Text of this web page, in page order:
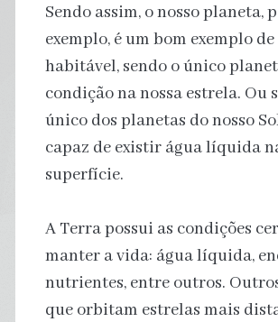
Sendo assim, o nosso planeta,
exemplo, é um bom exemplo
habitável, sendo o único
condição na nossa estrela. Ou
único dos planetas do nosso
capaz de existir água líquida
superfície.
A Terra possui as condições
manter a vida: água líquida,
nutrientes, entre outros.
que orbitam estrelas mais